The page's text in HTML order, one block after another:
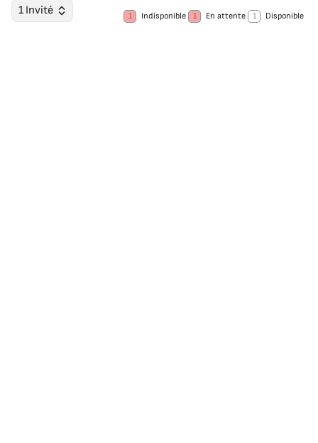
1 Invité 1 Indisponible 1 En attente 1 Disponible